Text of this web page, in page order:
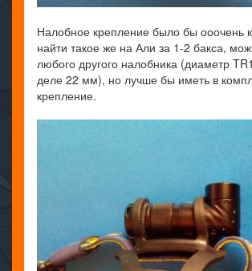
Налобное крепление было бы ооочень
найти такое же на Али за 1-2 бакса,
любого другого налобника (диаметр
деле 22 мм), но лучше бы иметь в
крепление.